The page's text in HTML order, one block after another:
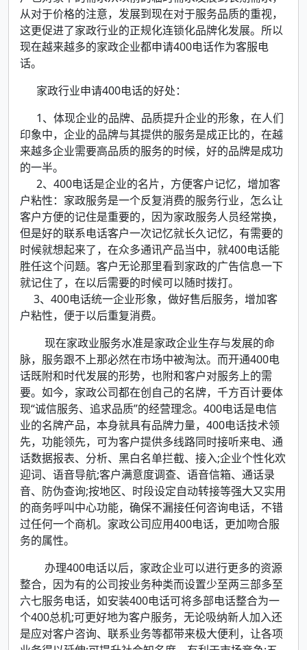
从对于价格的注意，发展到现在对于服务品质的重视，
这更促进了家政行业的正规化连锁化品牌化发展。所以
现在越来越多的家政企业都申请400电话作为客服电
话。
家政行业申请400电话的好处：
1、体现企业的品牌、品质提升企业的形象，在人们
印象中，企业的品牌与其提供的服务是成正比的，在越
来越多企业需要高品质的服务的时候，好的品牌是成功
的一半。
2、400电话是企业的名片，方便客户记忆，增加客
户粘性：家政服务是一个反复消费的服务行业，怎么让
客户方便的记住是重要的，因为家政服务人员经常换，
但是好的联系电话客户一次记忆就长久记忆，有需要的
时候就想起来了，在众多通讯产品当中，就400电话能
胜任这个问题。客户无论那里看到家政的广告信息一下
就记住了，在以后需要的时候可以随时拨打。
3、400电话统一企业形象，做好售后服务，增加客
户粘性，便于以后重复消费。
现在家政业服务水准是家政企业生存与发展的命
脉，服务跟不上那必然在市场中被淘汰。而开通400电
话既附和时代发展的形势，也附和客户对服务上的需
要。如今，家政公司都在创自己的名牌，千方百计要体
现“诚信服务、追求品质”的经营理念。400电话是电信
业的名牌产品，本身就具有品牌力量，400电话技术领
先，功能领先，可为客户提供多线路同时接听来电、通
话数据报表、分析、黑白名单拦截、接入;企业个性化欢
迎词、语音导航;客户满意度调查、语音信箱、通话录
音、防伪查询;按地区、时段设定自动转接等强大又实用
的商务呼叫中心功能，确保不漏接任何咨询电话，不错
过任何一个商机。家政公司应用400电话，更加吻合服
务的属性。
办理400电话以后，家政企业可以进行更多的资源
整合，因为有的公司按业务种类而设置少至两三部多至
六七服务电话，如安装400电话可将多部电话整合为一
个400总机;可更好地为客户服务，无论吸纳新人加入还
是应对客户咨询、联系业务等都带来极大便利，让各项